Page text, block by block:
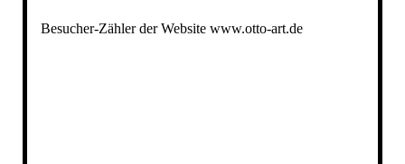
Besucher-Zähler der Website www.otto-art.de